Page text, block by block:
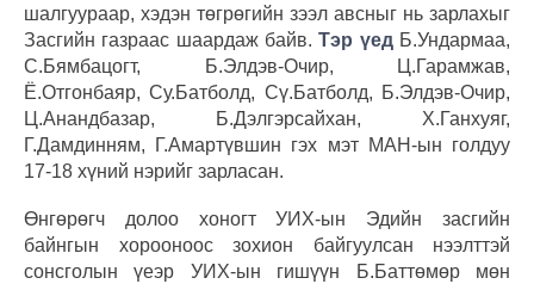
шалгуураар, хэдэн төгрөгийн зээл авсныг нь зарлахыг
Засгийн газраас шаардаж байв. Тэр үедБ.Ундармаа,
С.Бямбацогт, Б.Элдэв-Очир, Ц.Гарамжав,
Ё.Отгонбаяр, Су.Батболд, Сү.Батболд, Б.Элдэв-Очир,
Ц.Анандбазар, Б.Дэлгэрсайхан, Х.Ганхуяг,
Г.Дамдинням, Г.Амартүвшин гэх мэт МАН-ын голдуу
17-18 хүний нэрийг зарласан.
Өнгөрөгч долоо хоногт УИХ-ын Эдийн засгийн
байнгын хорооноос зохион байгуулсан нээлттэй
сонсголын үеэр УИХ-ын гишүүн Б.Баттөмөр мөн